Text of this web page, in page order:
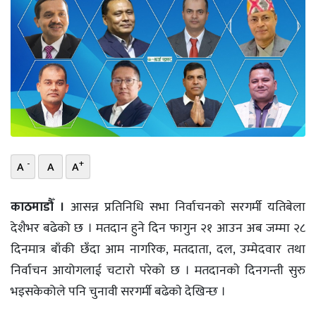
पर्यटन
भिडियो
छापा
खोज
प्रोफाइल
ऊर्जा
A - A A+
काठमाडौँ । आसन्न प्रतिनिधि सभा निर्वाचनको सरगर्मी यतिबेला
देशैभर बढेको छ । मतदान हुने दिन फागुन २१ आउन अब जम्मा २८
दिनमात्र बाँकी छँदा आम नागरिक, मतदाता, दल, उम्मेदवार तथा
निर्वाचन आयोगलाई चटाराे परेको छ । मतदानकाे दिनगन्ती सुरु
भइसकेकोले पनि चुनावी सरगर्मी बढेकाे देखिन्छ ।